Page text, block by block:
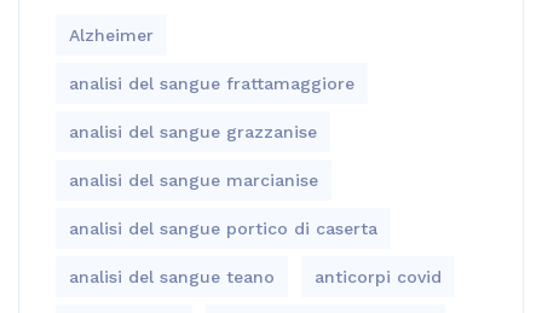
Alzheimer
analisi del sangue frattamaggiore
analisi del sangue grazzanise
analisi del sangue marcianise
analisi del sangue portico di caserta
analisi del sangue teano anticorpi covid